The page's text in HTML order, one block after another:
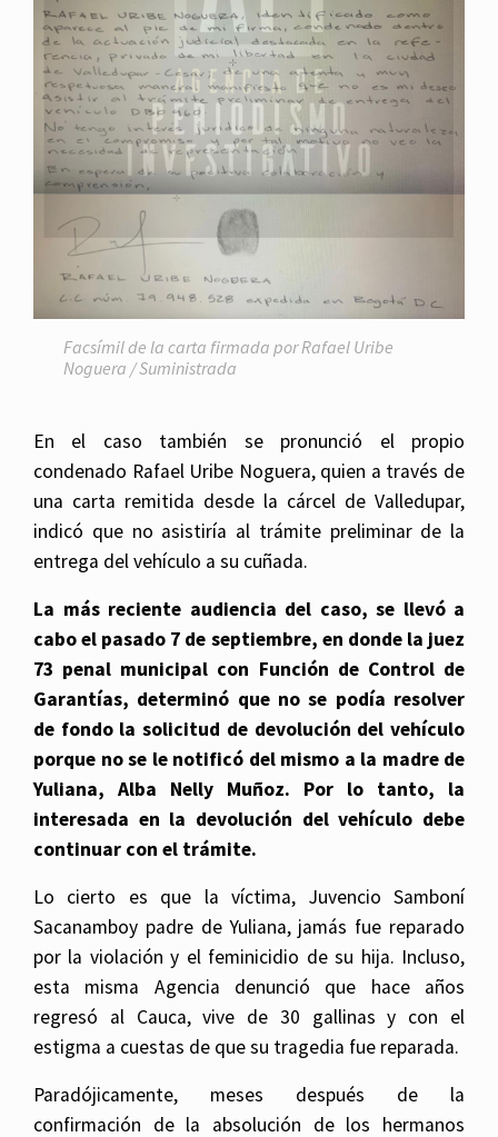
Facsímil de la carta firmada por Rafael Uribe
Noguera / Suministrada
En el caso también se pronunció el propio
condenado Rafael Uribe Noguera, quien a través de
una carta remitida desde la cárcel de Valledupar,
indicó que no asistiría al trámite preliminar de la
entrega del vehículo a su cuñada.
La más reciente audiencia del caso, se llevó a
cabo el pasado 7 de septiembre, en donde la juez
73 penal municipal con Función de Control de
Garantías, determinó que no se podía resolver
de fondo la solicitud de devolución del vehículo
porque no se le notificó del mismo a la madre de
Yuliana, Alba Nelly Muñoz. Por lo tanto, la
interesada en la devolución del vehículo debe
continuar con el trámite.
Lo cierto es que la víctima, Juvencio Samboní
Sacanamboy padre de Yuliana, jamás fue reparado
por la violación y el feminicidio de su hija. Incluso,
esta misma Agencia denunció que hace años
regresó al Cauca, vive de 30 gallinas y con el
estigma a cuestas de que su tragedia fue reparada.
Paradójicamente, meses después de la
confirmación de la absolución de los hermanos